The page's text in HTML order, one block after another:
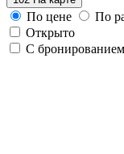
По цене
По
Открыто
С бронированием